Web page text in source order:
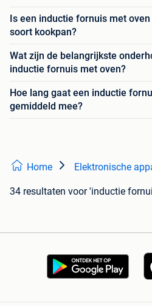
Is een inductie fornuis met
soort kookpan?
Wat zijn de belangrijkste
inductie fornuis met oven?
Hoe lang gaat een inductie
gemiddeld mee?
Home Elektronische
34 resultaten voor 'inductie